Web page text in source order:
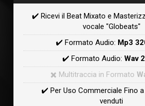
✔️ Ricevi il Beat Mixato e
vocale "Globeats"
✔️ Formato Audio: Mp3
✔️ Formato Audio:Wav
✖️ Multitraccia in Formato
✔️ Per Uso Commerciale Fino a
venduti